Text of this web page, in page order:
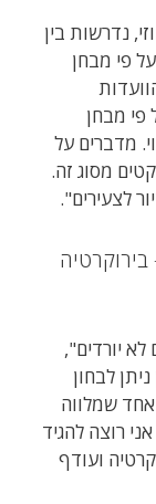
נדרשות בין
"על פי מבחן
פי מבחן
מדברים על
מסוג זה.
לצעירים".
יורדים",
לבחון
אחד שמלווה
רוצה להגיד
ועודף